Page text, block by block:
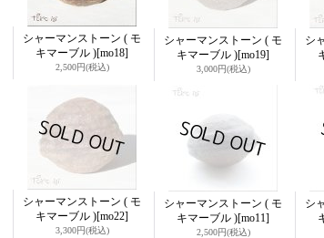
シャーマンストーン ( モ
キマーブル )[mo18]
2,500円(税込)
シャーマンストーン ( モ
キマーブル )[mo19]
3,000円(税込)
シ
シャーマンストーン ( モ
キマーブル )[mo22]
3,300円(税込)
シャーマンストーン ( モ
キマーブル )[mo11]
2,500円(税込)
シ